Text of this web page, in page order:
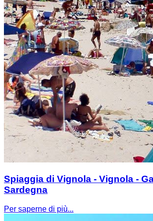
Spiaggia di Vignola - Vignola -
Sardegna
Per saperne di più...